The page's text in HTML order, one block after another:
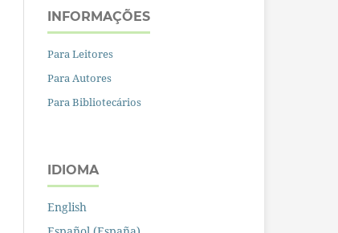
INFORMAÇÕES
Para Leitores
Para Autores
Para Bibliotecários
IDIOMA
English